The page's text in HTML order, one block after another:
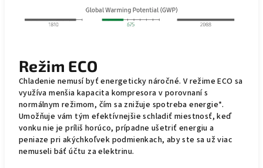
Režim ECO
Chladenie nemusí byť energeticky náročné. V režime ECO sa
využíva menšia kapacita kompresora v porovnaní s
normálnym režimom, čím sa znižuje spotreba energie*.
Umožňuje vám tým efektívnejšie schladiť miestnosť, keď
vonku nie je príliš horúco, prípadne ušetriť energiu a
peniaze pri akýchkoľvek podmienkach, aby ste sa už viac
nemuseli báť účtu za elektrinu.